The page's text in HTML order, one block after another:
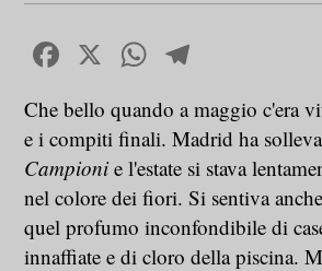
Facebook
X WhatsApp
Che bello quando a maggio c'era
e i compiti finali. Madrid ha
Campioni e l'estate si stava
nel colore dei fiori. Si sentiva
quel profumo inconfondibile di
innaffiate e di cloro della piscina.